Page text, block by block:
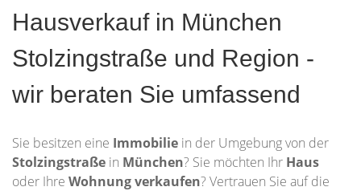
Hausverkauf in München
Stolzingstraße und Region -
wir beraten Sie umfassend
Sie besitzen eine Immobilie in der Umgebung von der
Stolzingstraße in München? Sie möchten Ihr Haus
oder Ihre Wohnungverkaufen? Vertrauen Sie auf die